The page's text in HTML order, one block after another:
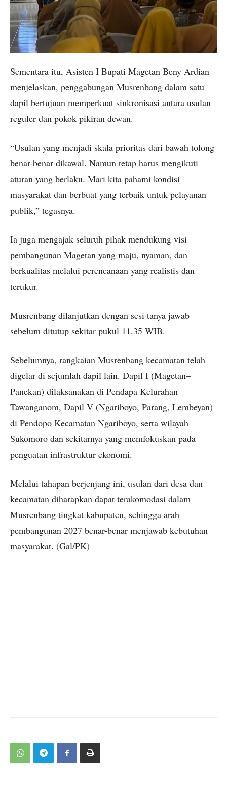
Sementara itu, Asisten I Bupati Magetan Beny Ardian
menjelaskan, penggabungan Musrenbang dalam satu
dapil bertujuan memperkuat sinkronisasi antara usulan
reguler dan pokok pikiran dewan.
“Usulan yang menjadi skala prioritas dari bawah tolong
benar-benar dikawal. Namun tetap harus mengikuti
aturan yang berlaku. Mari kita pahami kondisi
masyarakat dan berbuat yang terbaik untuk pelayanan
publik,” tegasnya.
Ia juga mengajak seluruh pihak mendukung visi
pembangunan Magetan yang maju, nyaman, dan
berkualitas melalui perencanaan yang realistis dan
terukur.
Musrenbang dilanjutkan dengan sesi tanya jawab
sebelum ditutup sekitar pukul 11.35 WIB.
Sebelumnya, rangkaian Musrenbang kecamatan telah
digelar di sejumlah dapil lain. Dapil I (Magetan–
Panekan) dilaksanakan di Pendapa Kelurahan
Tawanganom, Dapil V (Ngariboyo, Parang, Lembeyan)
di Pendopo Kecamatan Ngariboyo, serta wilayah
Sukomoro dan sekitarnya yang memfokuskan pada
penguatan infrastruktur ekonomi.
Melalui tahapan berjenjang ini, usulan dari desa dan
kecamatan diharapkan dapat terakomodasi dalam
Musrenbang tingkat kabupaten, sehingga arah
pembangunan 2027 benar-benar menjawab kebutuhan
masyarakat. (Gal/PK)